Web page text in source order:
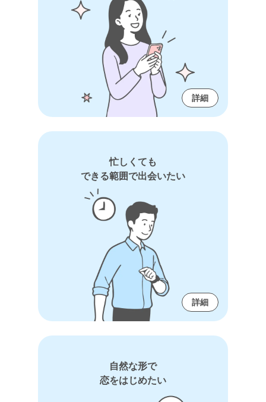
詳細
忙しくても
できる範囲で出会いたい
詳細
自然な形で
恋をはじめたい